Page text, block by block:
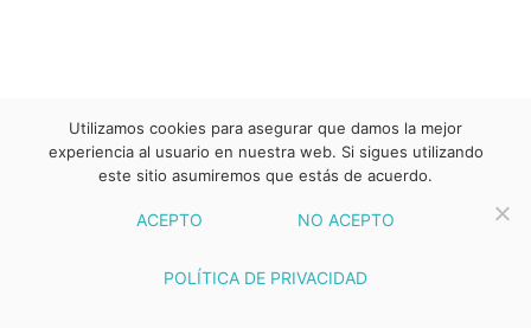
Utilizamos cookies para asegurar que damos la mejor
experiencia al usuario en nuestra web. Si sigues utilizando
este sitio asumiremos que estás de acuerdo.
ACEPTO NO ACEPTO
POLÍTICA DE PRIVACIDAD